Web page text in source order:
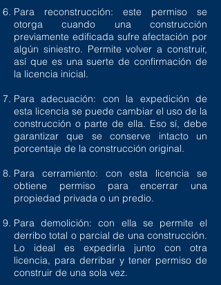
Para reconstrucción: este permiso se
otorga cuando una construcción
previamente edificada sufre afectación por
algún siniestro. Permite volver a construir,
así que es una suerte de confirmación de
la licencia inicial.
Para adecuación: con la expedición de
esta licencia se puede cambiar el uso de la
construcción o parte de ella. Eso sí, debe
garantizar que se conserve intacto un
porcentaje de la construcción original.
Para cerramiento: con esta licencia se
obtiene permiso para encerrar una
propiedad privada o un predio.
Para demolición: con ella se permite el
derribo total o parcial de una construcción.
Lo ideal es expedirla junto con otra
licencia, para derribar y tener permiso de
construir de una sola vez.